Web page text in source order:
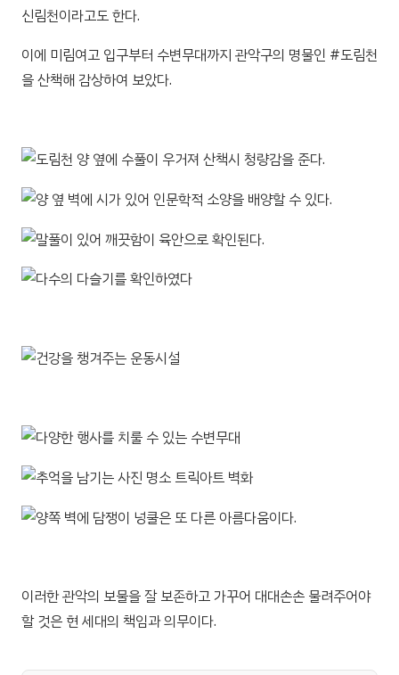
신림천이라고도 한다.
이에 미림여고 입구부터 수변무대까지 관악구의 명물인 #도림천
을 산책해 감상하여 보았다.
이러한 관악의 보물을 잘 보존하고 가꾸어 대대손손 물려주어야
할 것은 현 세대의 책임과 의무이다.